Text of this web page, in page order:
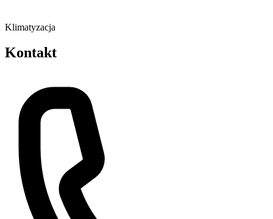
Klimatyzacja
Kontakt